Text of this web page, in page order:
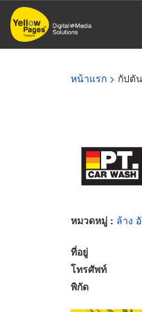
ข้าม
ไป
หน้าแรก > กัปตั
หมวดหมู่ : ล้าง
ที่อยู่
โทรศัพท์
พิกัด